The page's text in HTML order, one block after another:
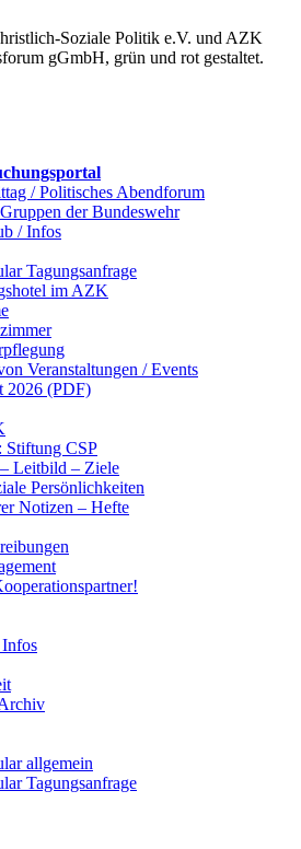
/ Politisches Abendforum
der Bundeswehr
/ Infos
Tagungsanfrage
im AZK
Veranstaltungen / Events
2026 (PDF)
Stiftung CSP
Leitbild – Ziele
Persönlichkeiten
Notizen – Hefte
allgemein
Tagungsanfrage